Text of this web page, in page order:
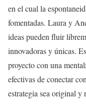
en el cual la
fomentadas. Laura y
ideas pueden fluir
innovadoras y únicas.
proyecto con una
efectivas de conectar
estrategia sea original y